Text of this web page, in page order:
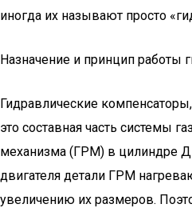
иногда их называют просто
Назначение и принцип работы
Гидравлические
это составная часть системы
механизма (ГРМ) в цилиндре
двигателя детали ГРМ
увеличению их размеров.